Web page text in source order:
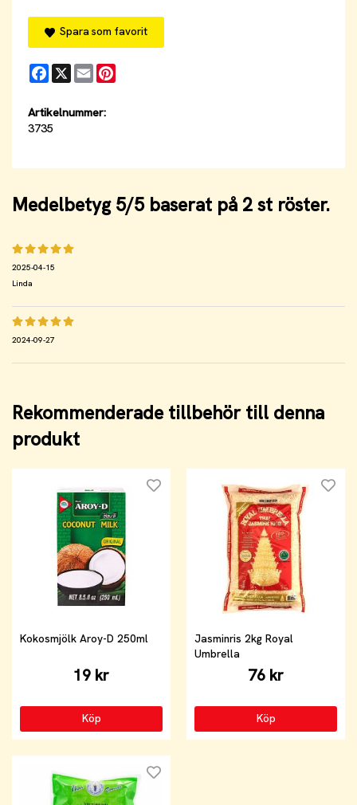
Spara som favorit
Facebook
X Email
Artikelnummer:
3735
Medelbetyg 5/5 baserat på 2 st röster.
2025-04-15
Linda
2024-09-27
Rekommenderade tillbehör till denna
produkt
Kokosmjölk Aroy-D 250ml
19 kr
Köp
Jasminris 2kg Royal
Umbrella
76 kr
Köp